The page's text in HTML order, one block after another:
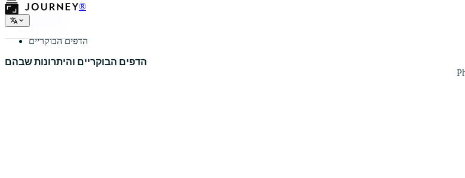
®
סוגי יומנים
הדפים הבוקריים
הדפים הבוקריים והיתרונות שבהם